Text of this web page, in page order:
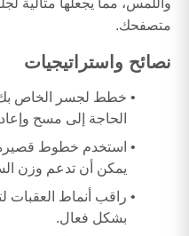
واللمس، مما يجعلها مثالية
متصفحك.
نصائح واستراتيجيات
خطط لجسر الخاص بك
الحاجة إلى مسح
استخدم خطوط
يمكن أن تدعم وزن
راقب أنماط العقبات
بشكل فعال.